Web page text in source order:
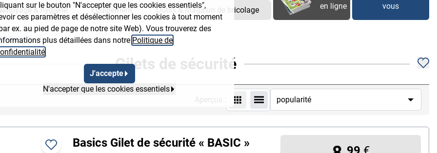
sur le bouton "N'accepter que les cookies essentiels",
ces paramètres et désélectionner les cookies à tout moment
ex. au pied de page de notre site Web). Vous trouverez des
plus détaillées dans notre Politique de
J'accepte
N'accepter que les cookies essentiels
& hygiène Équipement Outils & magasin de bricolage
en ligne
vous
Button 2
sécurité Breadcrumb Flyout Button 3
Gilets de sécurité
Aperçus :
Basics Gilet de sécurité « BASIC »